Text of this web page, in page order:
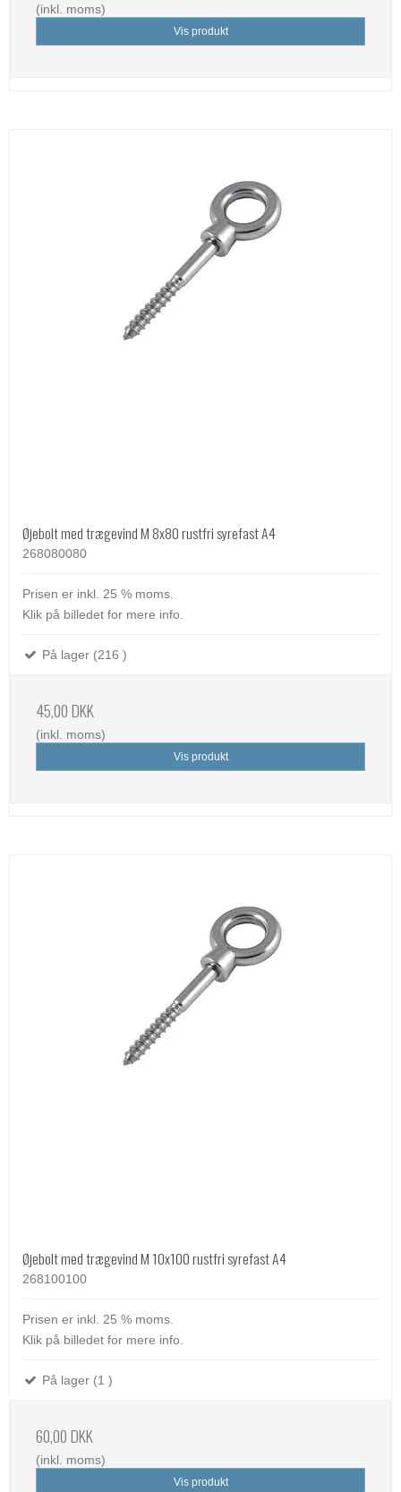
(inkl. moms)
Vis produkt
Øjebolt med trægevind M 8x80 rustfri syrefast A4
268080080
Prisen er inkl. 25 % moms.
Klik på billedet for mere info.
På lager (216 )
45,00 DKK
(inkl. moms)
Vis produkt
Øjebolt med trægevind M 10x100 rustfri syrefast A4
268100100
Prisen er inkl. 25 % moms.
Klik på billedet for mere info.
På lager (1 )
60,00 DKK
(inkl. moms)
Vis produkt